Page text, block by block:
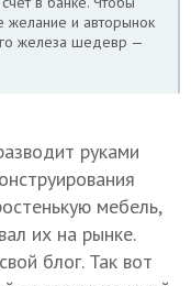
желание и авторынок
железа шедевр —
руками
мебель,
их на рынке.
блог. Так вот